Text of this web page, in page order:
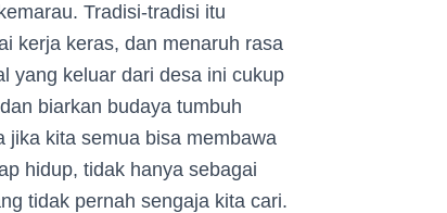
Tradisi-tradisi itu
kerja keras, dan menaruh rasa
yang keluar dari desa ini cukup
biarkan budaya tumbuh
jika kita semua bisa membawa
hidup, tidak hanya sebagai
tidak pernah sengaja kita cari.